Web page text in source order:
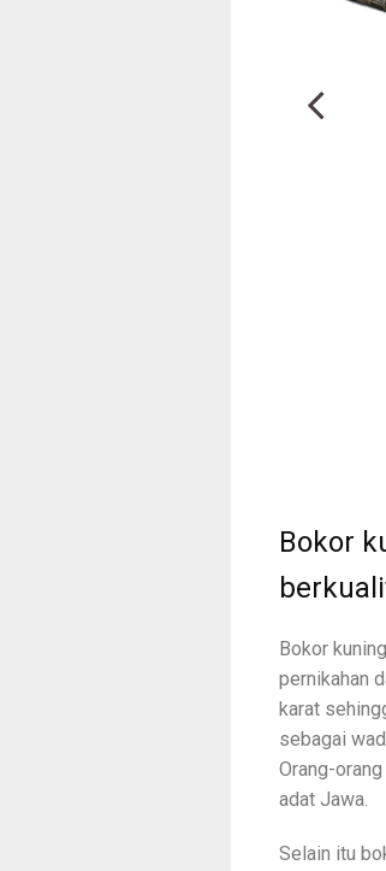
Bokor
Bokor
pernikahan
karat
sebagai
Orang-
adat Jawa.
Selain itu